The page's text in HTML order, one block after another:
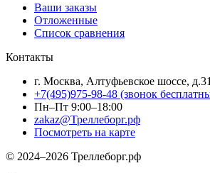
Ваши заказы
Отложенные
Список сравнения
Контакты
г. Москва, Алтуфьевское шоссе,
+7(495)975-98-48 (звонок
Пн–Пт 9:00–18:00
zakaz@Треллеборг.рф
Посмотреть на карте
© 2024–2026 Треллеборг.рф